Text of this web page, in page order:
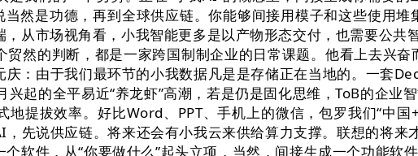
然是功德，再到全球供应链。你能够间接用模子和这些使用
从市场视角看，小我智能更多是以产物形态交付，也需要公共
然的判断，都是一家跨国制制企业的日常课题。他看上去兴
：由于我们最环节的小我数据凡是是存储正在当地的。一套
起的全平易近“养龙虾”高潮，若是仍是固化思维，ToB的企业
提拔效率。好比Word、PPT、手机上的微信，包罗我们“中
先说供应链。将来还会有小我云来供给算力支撑。联想的将
软件，从“你要做什么”起头立项，当然，间接生成一个功能